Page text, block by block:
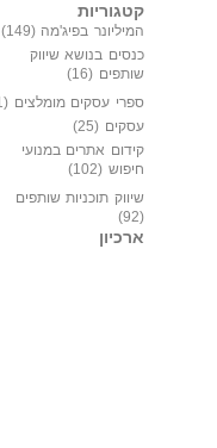
קטגוריות
המיליונר בפיג'מה (149)
כנסים בנושא שיווק
שותפים (16)
ספרי עסקים מומלצים (1)
עסקים (25)
קידום אתרים במנועי
חיפוש (102)
שיווק תוכניות שותפים
(92)
ארכיון